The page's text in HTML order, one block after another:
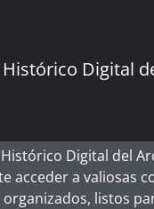
Digital
Digital del
acceder a valiosas
listos